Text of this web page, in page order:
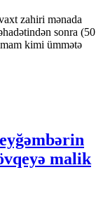
zahiri mənada
sonra (50
kimi ümmətə
malik